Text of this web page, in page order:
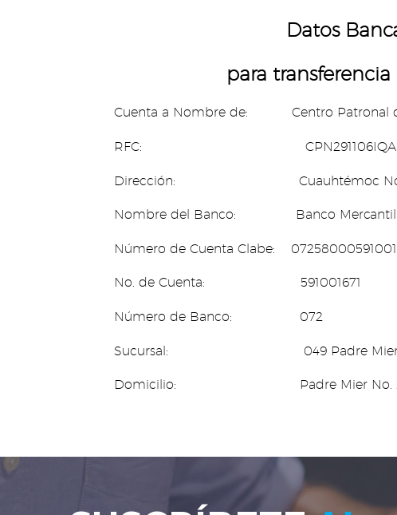
Datos
para transferencia
Cuenta a Nombre de: Centro Patronal
RFC: CPN291106IQA
Dirección: Cuauhtémoc No. 757
Nombre del Banco: Banco Mercantil del
Número de Cuenta Clabe:
No. de Cuenta: 591001671
Número de Banco: 072
Sucursal: 049 Padre
Domicilio: Padre Mier No.